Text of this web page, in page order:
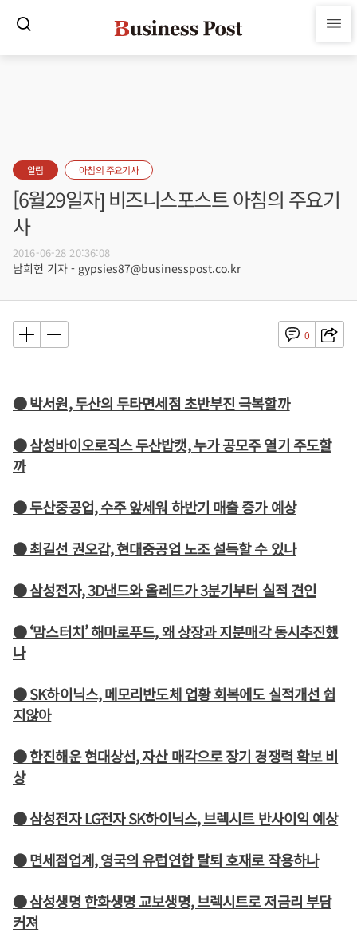
알림 아침의 주요기사
[6월29일자] 비즈니스포스트 아침의 주요기
사
2016-06-28 20:36:08
남희헌 기자 - gypsies87@businesspost.co.kr
0
● 박서원, 두산의 두타면세점 초반부진 극복할까
● 삼성바이오로직스 두산밥캣, 누가 공모주 열기 주도할
까
● 두산중공업, 수주 앞세워 하반기 매출 증가 예상
● 최길선 권오갑, 현대중공업 노조 설득할 수 있나
● 삼성전자, 3D낸드와 올레드가 3분기부터 실적 견인
● ‘맘스터치’ 해마로푸드, 왜 상장과 지분매각 동시추진했
나
● SK하이닉스, 메모리반도체 업황 회복에도 실적개선 쉽
지않아
● 한진해운 현대상선, 자산 매각으로 장기 경쟁력 확보 비
상
● 삼성전자 LG전자 SK하이닉스, 브렉시트 반사이익 예상
● 면세점업계, 영국의 유럽연합 탈퇴 호재로 작용하나
● 삼성생명 한화생명 교보생명, 브렉시트로 저금리 부담
커져